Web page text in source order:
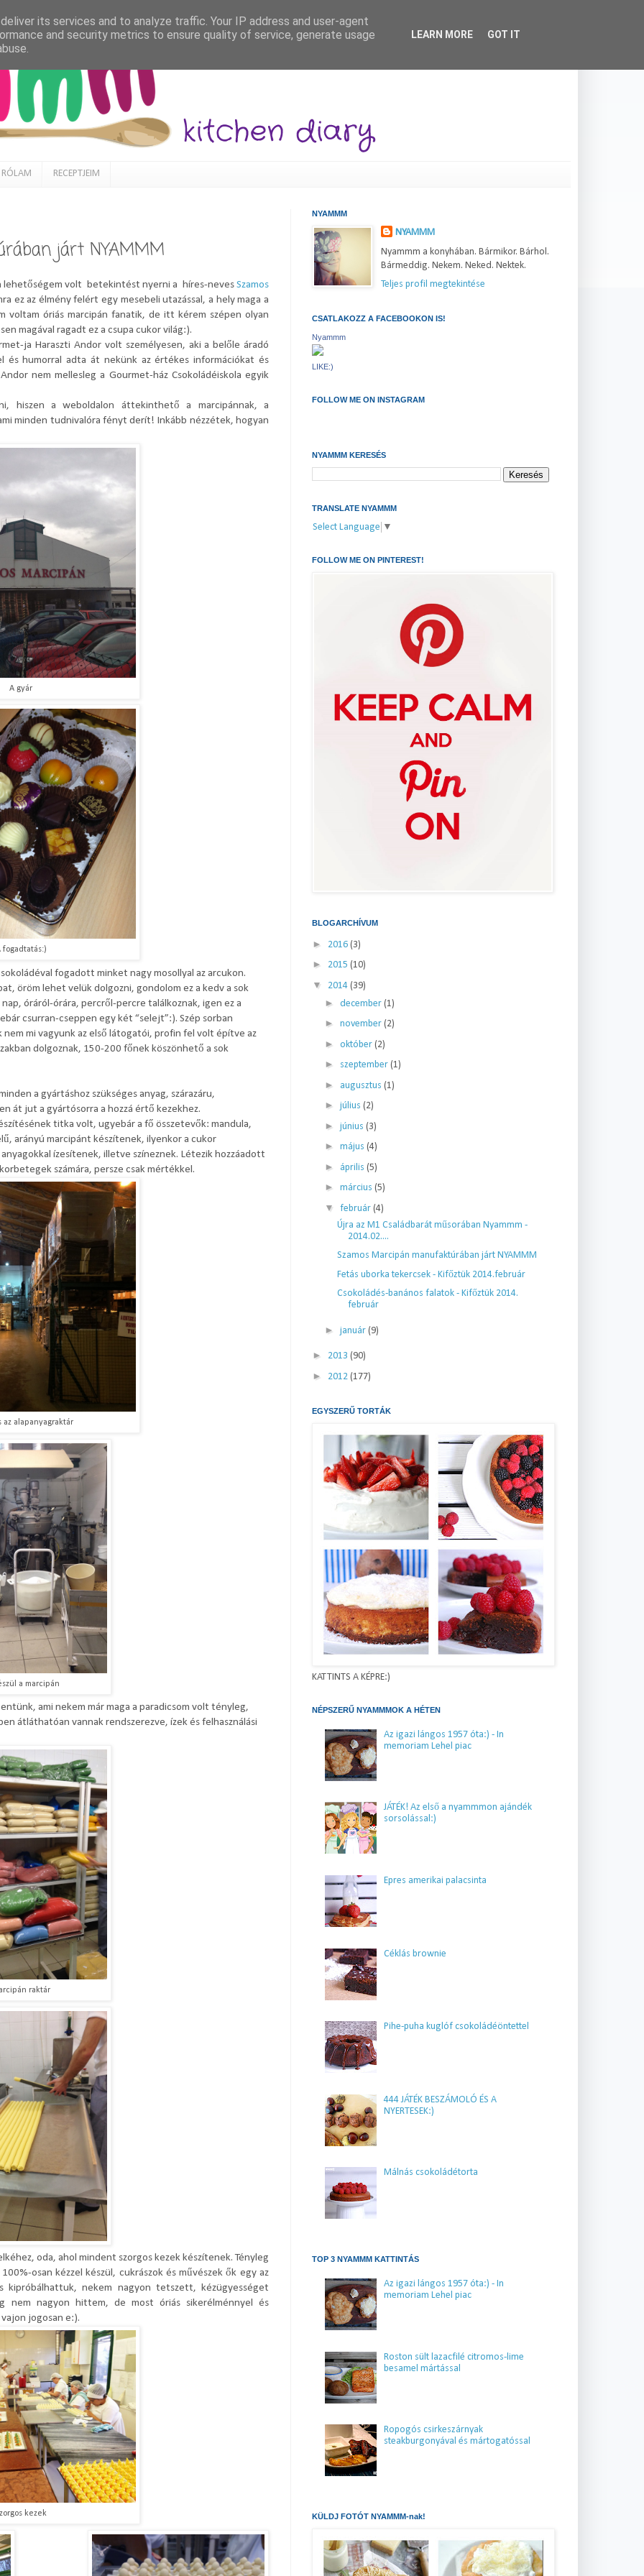
RÓLAM RECEPTJEIM
járt NYAMMM
lehetőségem volt betekintést nyerni a híres-nevesSzamos
ez az élmény felért egy mesebeli utazással, a hely maga a
voltam óriás marcipán fanatik, de itt kérem szépen olyan
magával ragadt ez a csupa cukor világ:).
ja Haraszti Andor volt személyesen, aki a belőle áradó
humorral adta át nekünk az értékes információkat és
nem mellesleg a Gourmet-ház Csokoládéiskola egyik
hiszen a weboldalon áttekinthető a marcipánnak, a
minden tudnivalóra fényt derít! Inkább nézzétek, hogyan
A gyár
fogadtatás:)
fogadott minket nagy mosollyal az arcukon.
öröm lehet velük dolgozni, gondolom ez a kedv a sok
óráról-órára, percről-percre találkoznak, igen ez a
csurran-cseppen egy két “selejt”:). Szép sorban
mi vagyunk az első látogatói, profin fel volt építve az
dolgoznak, 150-200 főnek köszönhető a sok
a gyártáshoz szükséges anyag, szárazáru,
át jut a gyártósorra a hozzá értő kezekhez.
titka volt, ugyebár a fő összetevők: mandula,
arányú marcipánt készítenek, ilyenkor a cukor
ízesítenek, illetve színeznek. Létezik hozzáadott
számára, persze csak mértékkel.
az alapanyagraktár
a marcipán
ami nekem már maga a paradicsom volt tényleg,
átláthatóan vannak rendszerezve, ízek és felhasználási
raktár
oda, ahol mindent szorgos kezek készítenek. Tényleg
osan kézzel készül, cukrászok és művészek ők egy az
kipróbálhattuk, nekem nagyon tetszett, kézügyességet
nem nagyon hittem, de most óriás sikerélménnyel és
jogosan e:).
kezek
NYAMMM
NYAMMM
Nyammm a konyhában. Bármikor. Bárhol.
Bármeddig. Nekem. Neked. Nektek.
Teljes profil megtekintése
CSATLAKOZZ A FACEBOOKON IS!
Nyammm
LIKE:)
FOLLOW ME ON INSTAGRAM
NYAMMM KERESÉS
TRANSLATE NYAMMM
Select Language ▼
FOLLOW ME ON PINTEREST!
BLOGARCHÍVUM
► 2016 (3)
► 2015 (10)
▼ 2014 (39)
► december (1)
► november (2)
► október (2)
► szeptember (1)
► augusztus (1)
► július (2)
► június (3)
► május (4)
► április (5)
► március (5)
▼ február (4)
Újra az M1 Családbarát műsorában Nyammm -
2014.02....
Szamos Marcipán manufaktúrában járt NYAMMM
Fetás uborka tekercsek - Kifőztük 2014.február
Csokoládés-banános falatok - Kifőztük 2014.
február
► január (9)
► 2013 (90)
► 2012 (177)
EGYSZERŰ TORTÁK
KATTINTS A KÉPRE:)
NÉPSZERŰ NYAMMMOK A HÉTEN
Az igazi lángos 1957 óta:) - In
memoriam Lehel piac
JÁTÉK! Az első a nyammmon ajándék
sorsolással:)
Epres amerikai palacsinta
Céklás brownie
Pihe-puha kuglóf csokoládéöntettel
444 JÁTÉK BESZÁMOLÓ ÉS A
NYERTESEK:)
Málnás csokoládétorta
TOP 3 NYAMMM KATTINTÁS
Az igazi lángos 1957 óta:) - In
memoriam Lehel piac
Roston sült lazacfilé citromos-lime
besamel mártással
Ropogós csirkeszárnyak
steakburgonyával és mártogatóssal
KÜLDJ FOTÓT NYAMMM-nak!
its services and to analyze traffic. Your IP address and user-agent
and security metrics to ensure quality of service, generate usage
LEARN MORE GOT IT